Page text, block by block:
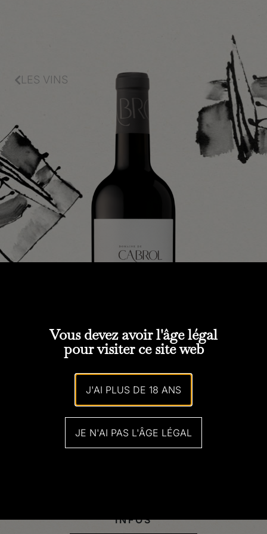
LES VINS
INFOS
Vous devez avoir l'âge légal
pour visiter ce site web
J'AI PLUS DE 18 ANS
JE N'AI PAS L'ÂGE LÉGAL